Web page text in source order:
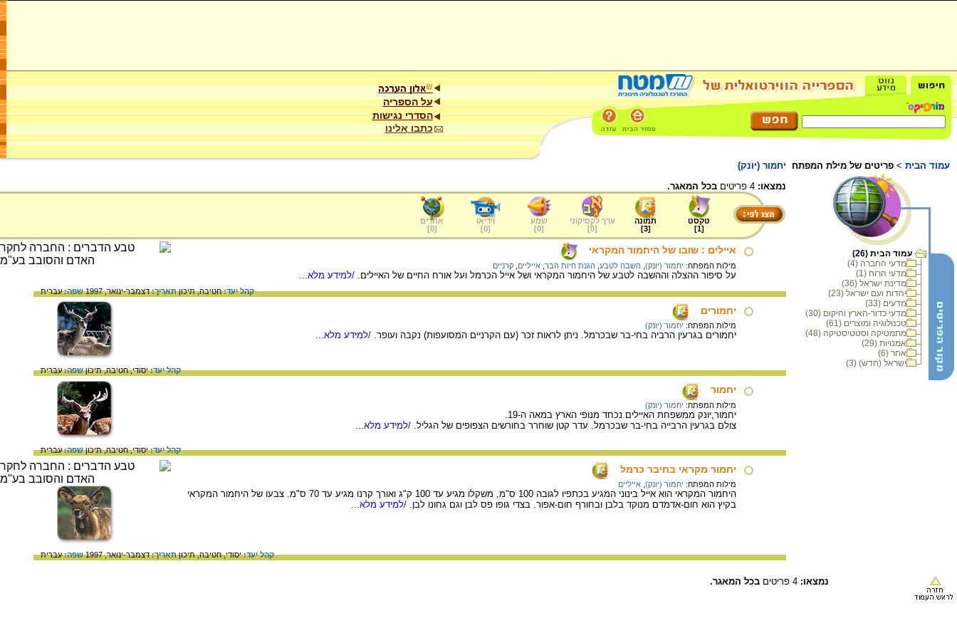
על הספריה
הסדרי נגישות
כתבו אלינו
עמוד הבית > פריטים של מילת המפתח יחמור (יונק)
עמוד הבית (26)
מדעי החברה (4)
מדעי הרוח (1)
מדינת ישראל (36)
יהדות ועם ישראל (23)
מדעים (33)
מדעי כדור-הארץ והיקום (30)
טכנולוגיה ומוצרים (61)
מתמטיקה וסטטיסטיקה (48)
אמנויות (29)
אחר (6)
ישראל (חדש) (3)
נמצאו: בכל המאגר.
טקסט
[
1
]
תמונה
[
3
]
ערך לקסיקוני
[
0
]
שמע
[
0
]
וידיאו
[
0
]
אתרים
[
0
]
איילים : שובו של היחמור המקראי
מילות המפתח: יחמור (יונק) השבה לטבע הגנת חיות הבר אייליים קרניים
על סיפור ההצלה וההשבה לטבע של היחמור המקראי ושל אייל הכרמל ועל אורח החיים של האיילים. /למידע מלא...
קהל יעד:חטיבה,תיכוןתאריך:דצמבר-ינואר, 1997 שפה:עברית
יחמורים
מילות המפתח: יחמור (יונק)
יחמורים בגרעין הרביה בחי-בר שבכרמל. ניתן לראות זכר (עם הקרניים המסועפות) נקבה ועופר. /למידע מלא...
קהל יעד:יסודי,חטיבה,תיכוןשפה:עברית
יחמור
מילות המפתח: יחמור (יונק)
יחמור,יונק ממשפחת האיילים.נכחד מנופי הארץ במאה ה-19.
צולם בגרעין הרבייה בחי-בר שבכרמל. עדר קטן שוחרר בחורשים הצפופים של הגליל. /למידע מלא...
קהל יעד:יסודי,חטיבה,תיכוןשפה:עברית
יחמור מקראי בחיבר כרמל
מילות המפתח: יחמור (יונק) אייליים
היחמור המקראי הוא אייל בינוני המגיע בכתפיו לגובה 100 ס"מ, משקלו מגיע עד 100 ק"ג ואורך קרנו מגיע עד 70 ס"מ. צבעו של היחמור המקראי
בקיץ הוא חום-אדמדם מנוקד בלבן ובחורף חום-אפור. בצדי גופו פס לבן וגם גחונו לבן. /למידע מלא...
קהל יעד:יסודי,חטיבה,תיכוןתאריך:דצמבר-ינואר, 1997 שפה:עברית
נמצאו: בכל המאגר.